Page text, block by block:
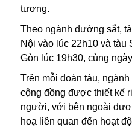
tượng.
Theo ngành đường sắt,
Nội vào lúc 22h10 và tàu
Gòn lúc 19h30, cùng
Trên mỗi đoàn tàu,
cộng đồng được thiết kế
người, với bên ngoài
hoạ liên quan đến hoạt